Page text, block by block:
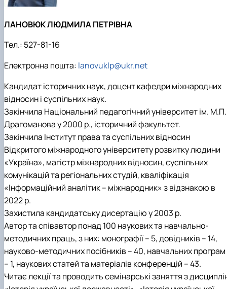
ЛАНОВЮК ЛЮДМИЛА ПЕТРІВНА
Тел.: 527-81-16
Електронна пошта: lanovuklp@ukr.net
Кандидат історичних наук, доцент кафедри міжнародних
відносин і суспільних наук.
Закінчила Національний педагогічний університет ім. М.П.
Драгоманова у 2000 р., історичний факультет.
Закінчила Інститут права та суспільних відносин
Відкритого міжнародного університету розвитку людини
«Україна», магістр міжнародних відносин, суспільних
комунікацій та регіональних студій, кваліфікація
«Інформаційний аналітик – міжнародник» з відзнакою в
2022 р.
Захистила кандидатську дисертацію у 2003 р.
Автор та співавтор понад 100 наукових та навчально-
методичних праць, з них: монографії – 5, довідників – 14,
науково-методичних посібників – 40, навчальних програм
– 1, наукових статей та матеріалів конференцій – 43.
Читає лекції та проводить семінарські заняття з